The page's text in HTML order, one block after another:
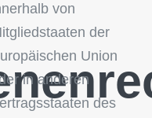
von
der
Union
in anderen
des